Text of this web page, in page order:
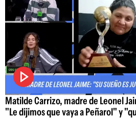
Matilde Carrizo, madre de Leonel
"Le dijimos que vaya a Peñarol" y